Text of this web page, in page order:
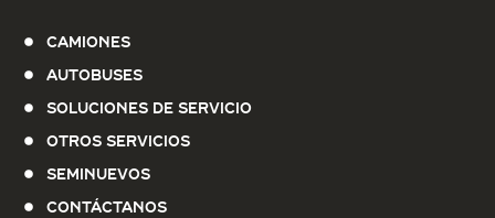
Camiones
Autobuses
Soluciones de servicio
Otros Servicios
Seminuevos
Contáctanos